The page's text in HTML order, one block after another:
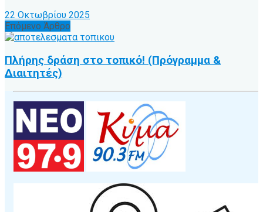
22 Οκτωβρίου 2025
Επόμενο Άρθρο
Πλήρης δράση στο τοπικό! (Πρόγραμμα &
Διαιτητές)